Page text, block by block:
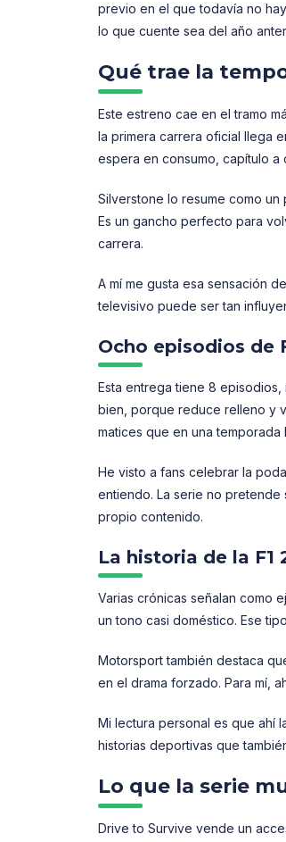
previo en el que todavía no
lo que cuente sea del año
Qué trae la
Este estreno cae en el tramo
la primera carrera oficial llega
espera en consumo, capítulo
Silverstone lo resume como
Es un gancho perfecto para
carrera.
A mí me gusta esa sensación
televisivo puede ser tan
Ocho episodios de
Esta entrega tiene 8 episodios,
bien, porque reduce relleno y
matices que en una temporada
He visto a fans celebrar la
entiendo. La serie no
propio contenido.
La historia de la
Varias crónicas señalan como
un tono casi doméstico. Ese
Motorsport también destaca
en el drama forzado. Para mí,
Mi lectura personal es que ahí
historias deportivas que
Lo que la serie
Drive to Survive vende un